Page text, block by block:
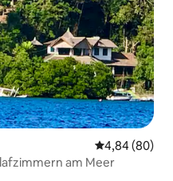
4,84 (80)
am Meer